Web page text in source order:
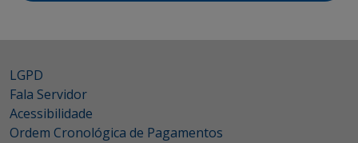
LGPD
Fala Servidor
Acessibilidade
Ordem Cronológica de Pagamentos